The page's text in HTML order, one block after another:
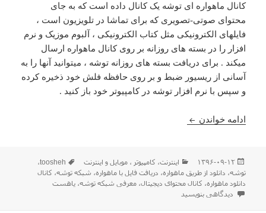
کانال ماهواره ای توشه یک کانال داده است که به جای
محتوای صوتی-تصویری که برای تماشا در تلویزیون است ،
فایلهای الکترونیکی مثل کتاب الکترونیکی ، آلبوم موزیک و نرم
افزار را در بسته های روزانه بر روی کانال ماهواره ارسال
میکند . برای دریافت بسته های روزانه توشه ، میتوانید آنها را به
آسانی از ریسیور ضبط و بر روی حافظه فلش خود ذخیره کرده
و سپس با نرم افزار توشه در کامپیوتر خود باز کنید .
ادامه خواندن معرفی شبکه ی دانلود محتوای توشه در جهت
ارسال
شده
در
۱۳۹۶-۰۹-۱۲ دسته‌ها
اينترنت، كامپيوتر ، موبایل و اينترنت برچسب‌ها
toosheh،
توشه، دانلود از طریق ماهواره، دریافت فایل با ماهواره، شبکه توشه، کانال
دانلود ماهواره، کانال محتوای دیجیتال،معرفی شبکه توشه،یاهست
برای معرفی شبکه ی دانلود محتوای توشه در جهت ماهواره یاهست
دیدگاهی بنویسید